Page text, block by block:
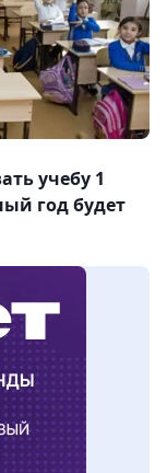
учебу 1
год будет